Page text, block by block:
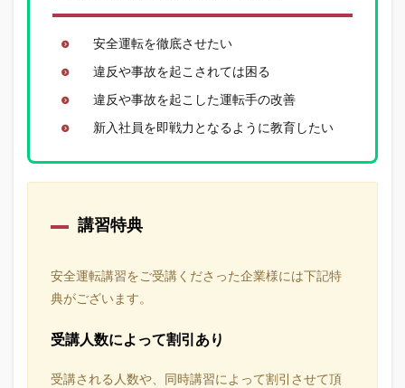
安全運転を徹底させたい
違反や事故を起こされては困る
違反や事故を起こした運転手の改善
新入社員を即戦力となるように教育したい
講習特典
安全運転講習をご受講くださった企業様には下記特
典がございます。
受講人数によって割引あり
受講される人数や、同時講習によって割引させて頂